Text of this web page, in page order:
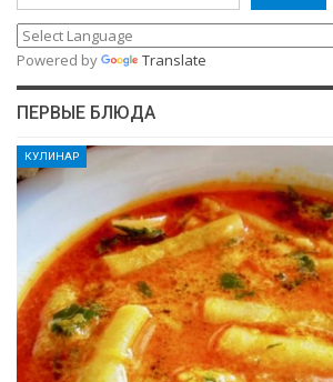
Powered by Translate
ПЕРВЫЕ БЛЮДА
КУЛИНАР